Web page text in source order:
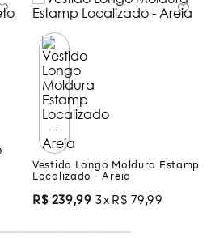
Vestido Longo Moldura Estamp
Localizado - Areia
R$ 239,99